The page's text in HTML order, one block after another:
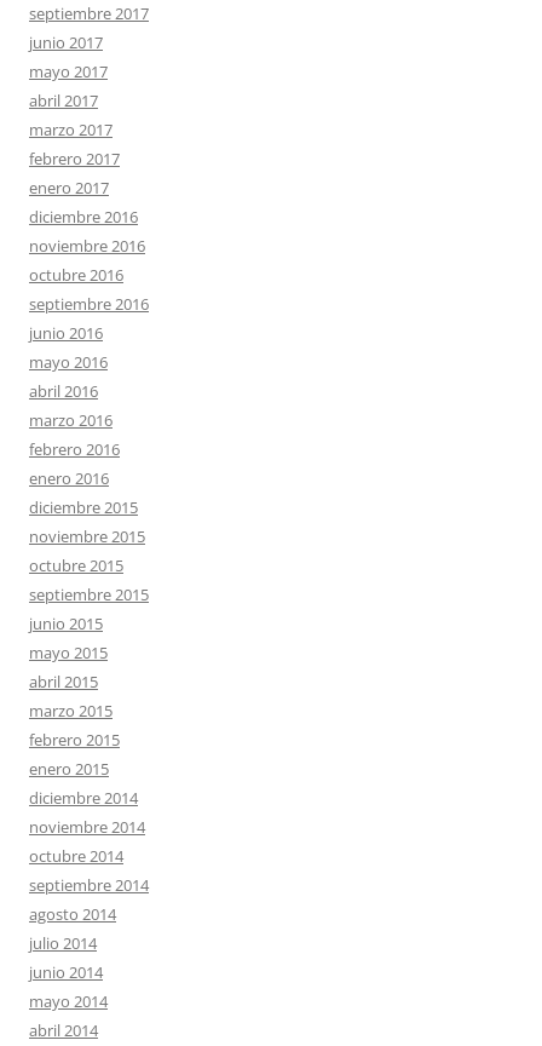
septiembre 2017
junio 2017
mayo 2017
abril 2017
marzo 2017
febrero 2017
enero 2017
diciembre 2016
noviembre 2016
octubre 2016
septiembre 2016
junio 2016
mayo 2016
abril 2016
marzo 2016
febrero 2016
enero 2016
diciembre 2015
noviembre 2015
octubre 2015
septiembre 2015
junio 2015
mayo 2015
abril 2015
marzo 2015
febrero 2015
enero 2015
diciembre 2014
noviembre 2014
octubre 2014
septiembre 2014
agosto 2014
julio 2014
junio 2014
mayo 2014
abril 2014